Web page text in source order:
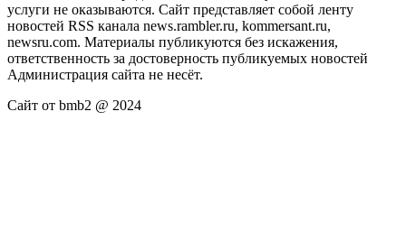
услуги не оказываются. Сайт представляет собой ленту
новостей RSS канала news.rambler.ru, kommersant.ru,
newsru.com. Материалы публикуются без искажения,
ответственность за достоверность публикуемых новостей
Администрация сайта не несёт.
Сайт от bmb2 @ 2024